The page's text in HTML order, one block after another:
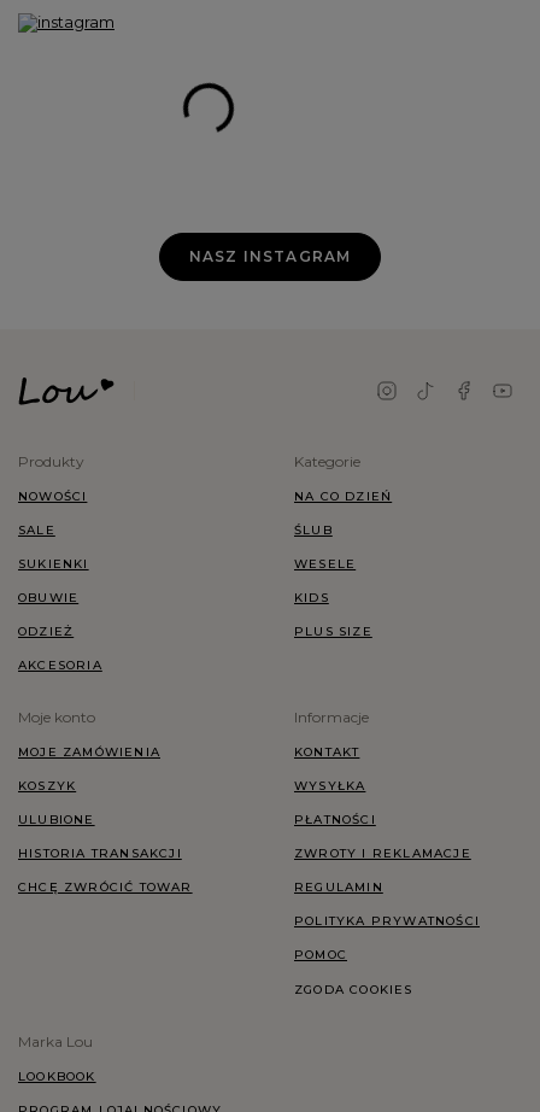
NASZ INSTAGRAM
Produkty
NOWOŚCI
SALE
SUKIENKI
OBUWIE
ODZIEŻ
AKCESORIA
Kategorie
NA CO DZIEŃ
ŚLUB
WESELE
KIDS
PLUS SIZE
Moje konto
MOJE ZAMÓWIENIA
KOSZYK
ULUBIONE
HISTORIA TRANSAKCJI
CHCĘ ZWRÓCIĆ TOWAR
Informacje
KONTAKT
WYSYŁKA
PŁATNOŚCI
ZWROTY I REKLAMACJE
REGULAMIN
POLITYKA PRYWATNOŚCI
POMOC
ZGODA COOKIES
Marka Lou
LOOKBOOK